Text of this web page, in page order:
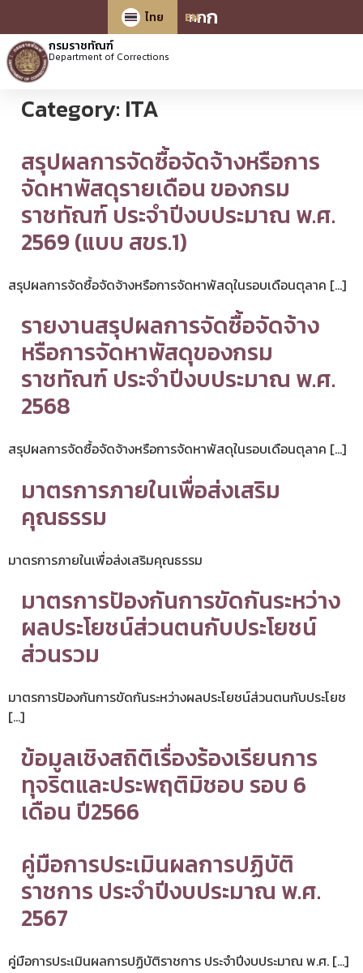
กกก
ไทย
EN
กรมราชทัณฑ์
Department of Corrections
Category: ITA
สรุปผลการจัดซื้อจัดจ้างหรือการ
จัดหาพัสดุรายเดือน ของกรม
ราชทัณฑ์ ประจำปีงบประมาณ พ.ศ.
2569 (แบบ สขร.1)
สรุปผลการจัดซื้อจัดจ้างหรือการจัดหาพัสดุในรอบเดือนตุลาค […]
รายงานสรุปผลการจัดซื้อจัดจ้าง
หรือการจัดหาพัสดุของกรม
ราชทัณฑ์ ประจำปีงบประมาณ พ.ศ.
2568
สรุปผลการจัดซื้อจัดจ้างหรือการจัดหาพัสดุในรอบเดือนตุลาค […]
มาตรการภายในเพื่อส่งเสริม
คุณธรรม
มาตรการภายในเพื่อส่งเสริมคุณธรรม
มาตรการปัองกันการขัดกันระหว่าง
ผลประโยชน์ส่วนตนกับประโยชน์
ส่วนรวม
มาตรการปัองกันการขัดกันระหว่างผลประโยชน์ส่วนตนกับประโยช
[…]
ข้อมูลเชิงสถิติเรื่องร้องเรียนการ
ทุจริตและประพฤติมิชอบ รอบ 6
เดือน ปี2566
คู่มือการประเมินผลการปฏิบัติ
ราชการ ประจำปีงบประมาณ พ.ศ.
2567
คู่มือการประเมินผลการปฏิบัติราชการ ประจำปีงบประมาณ พ.ศ. […]